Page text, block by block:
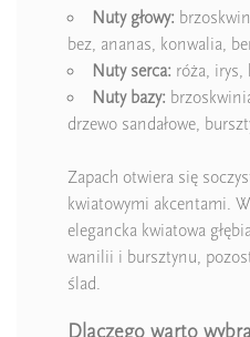
Nuty głowy:
bez, ananas, konwalia,
Nuty serca: róża,
Nuty bazy:
drzewo sandałowe,
Zapach otwiera się
kwiatowymi akcentami.
elegancka kwiatowa
wanilii i bursztynu,
ślad.
Dlaczego warto